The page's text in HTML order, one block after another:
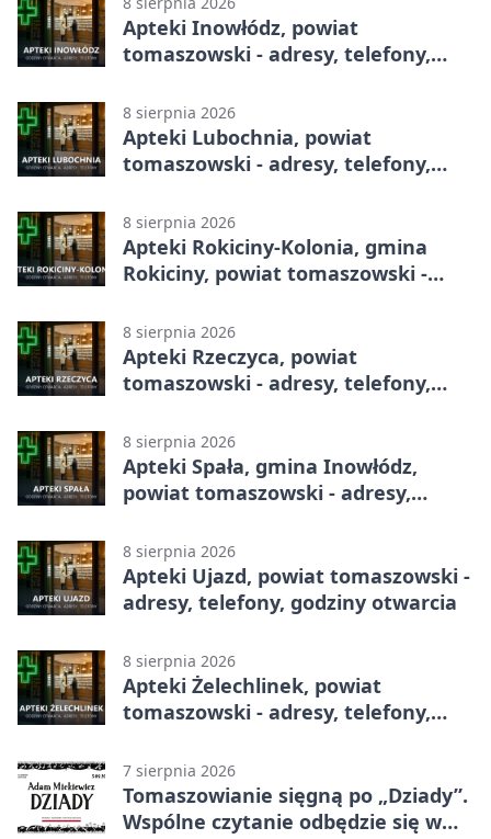
Apteki Inowłódz, powiat
tomaszowski - adresy, telefony,
8 sierpnia 2026
Apteki Lubochnia, powiat
tomaszowski - adresy, telefony,
8 sierpnia 2026
Apteki Rokiciny-Kolonia, gmina
Rokiciny, powiat tomaszowski -
8 sierpnia 2026
Apteki Rzeczyca, powiat
tomaszowski - adresy, telefony,
8 sierpnia 2026
Apteki Spała, gmina Inowłódz,
powiat tomaszowski - adresy,
8 sierpnia 2026
Apteki Ujazd, powiat tomaszowski -
adresy, telefony, godziny otwarcia
8 sierpnia 2026
Apteki Żelechlinek, powiat
tomaszowski - adresy, telefony,
7 sierpnia 2026
Tomaszowianie sięgną po „Dziady”.
Wspólne czytanie odbędzie się w